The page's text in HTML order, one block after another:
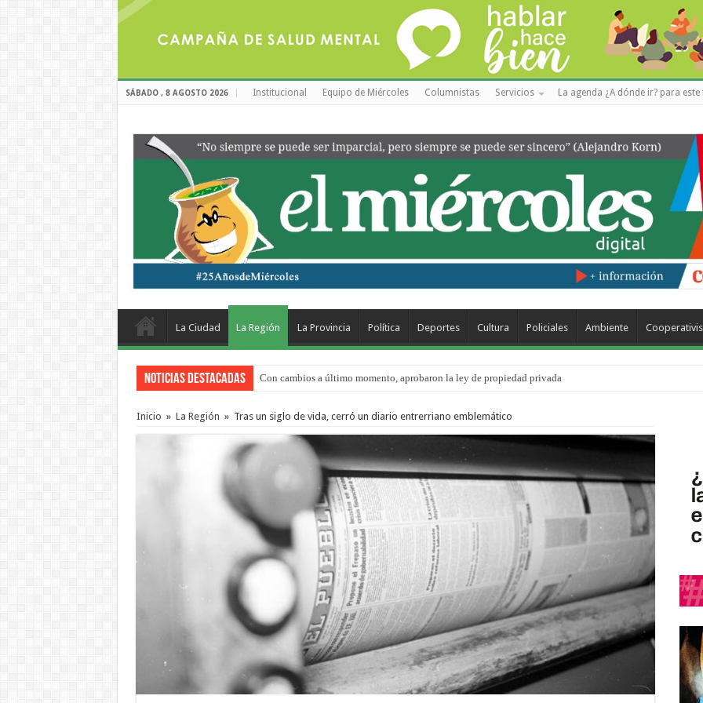
SÁBADO , 8 AGOSTO 2026 Institucional Equipo de Miércoles Columnistas Servicios La agenda ¿A dónde ir? para este
La Ciudad La Región La Provincia Política Deportes Cultura Policiales Ambiente
Noticias Destacadas Con cambios a último momento, aprobaron la ley de propiedad privada
Adopción en Entre Ríos: el 35% de los 90 niños, niñas y adolescentes que esperan una familia tiene
Inicio » La Región » Tras un siglo de vida, cerró un diario entrerriano emblemático